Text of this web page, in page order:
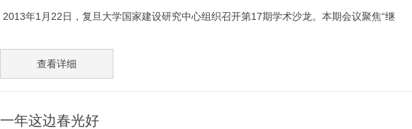
2013年1月22日，复旦大学国家建设研究中心组织召开第17期学术沙龙。本期会议聚焦“继
查看详细
一年这边春光好